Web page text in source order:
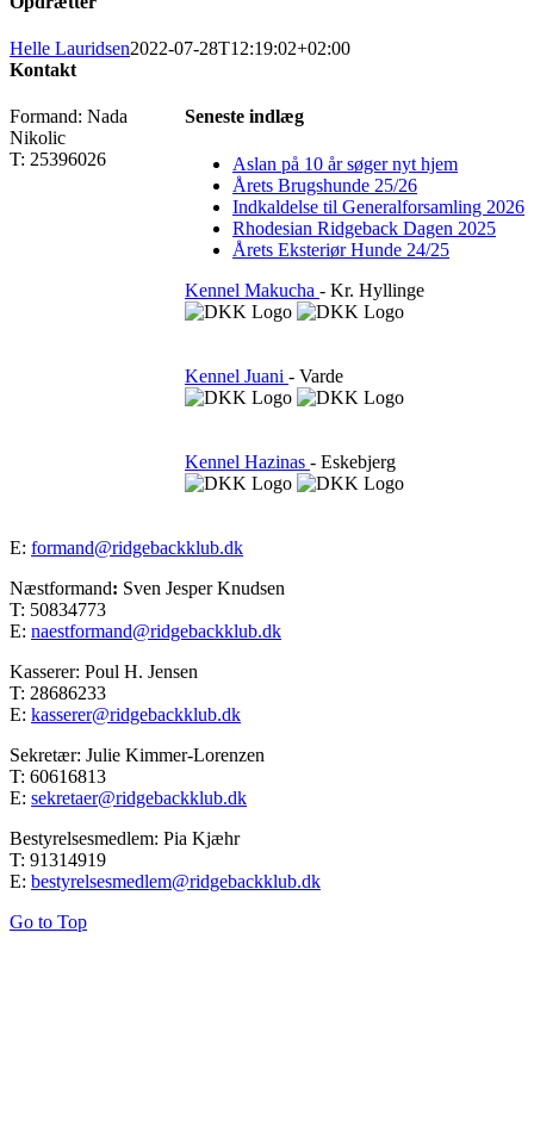
Helle Lauridsen2022-07-28T12:19:02+02:00
Seneste indlæg
Aslan på 10 år søger nyt hjem
Årets Brugshunde 25/26
Indkaldelse til Generalforsamling 2026
Rhodesian Ridgeback Dagen 2025
Årets Eksteriør Hunde 24/25
Kennel Makucha - Kr. Hyllinge
Kennel Juani - Varde
Kennel Hazinas - Eskebjerg
Kontakt
Formand: Nada
Nikolic
T: 25396026
E: formand@ridgebackklub.dk
Næstformand: Sven Jesper Knudsen
T: 50834773
E: naestformand@ridgebackklub.dk
Kasserer: Poul H. Jensen
T: 28686233
E: kasserer@ridgebackklub.dk
Sekretær: Julie Kimmer-Lorenzen
T: 60616813
E: sekretaer@ridgebackklub.dk
Bestyrelsesmedlem: Pia Kjæhr
T: 91314919
E: bestyrelsesmedlem@ridgebackklub.dk
Go to Top